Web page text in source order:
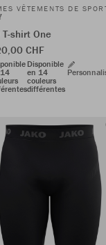
VÊTEMENTS DE
T-shirt One
CHF
Disponible
en 14
couleurs
différentes